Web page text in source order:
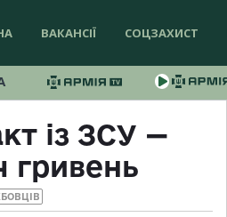
ВАКАНСІЇ СОЦЗАХИСТ
із ЗСУ —
гривень